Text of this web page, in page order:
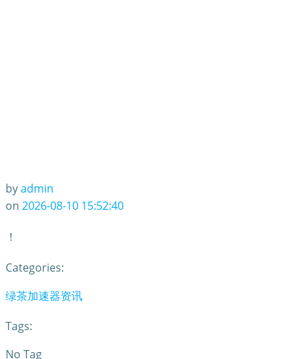
byadmin
on 2026-08-10 15:52:40
！
Categories:
绿茶加速器资讯
Tags:
No Tag